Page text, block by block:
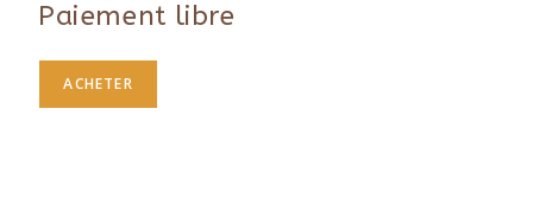
Paiement libre
ACHETER